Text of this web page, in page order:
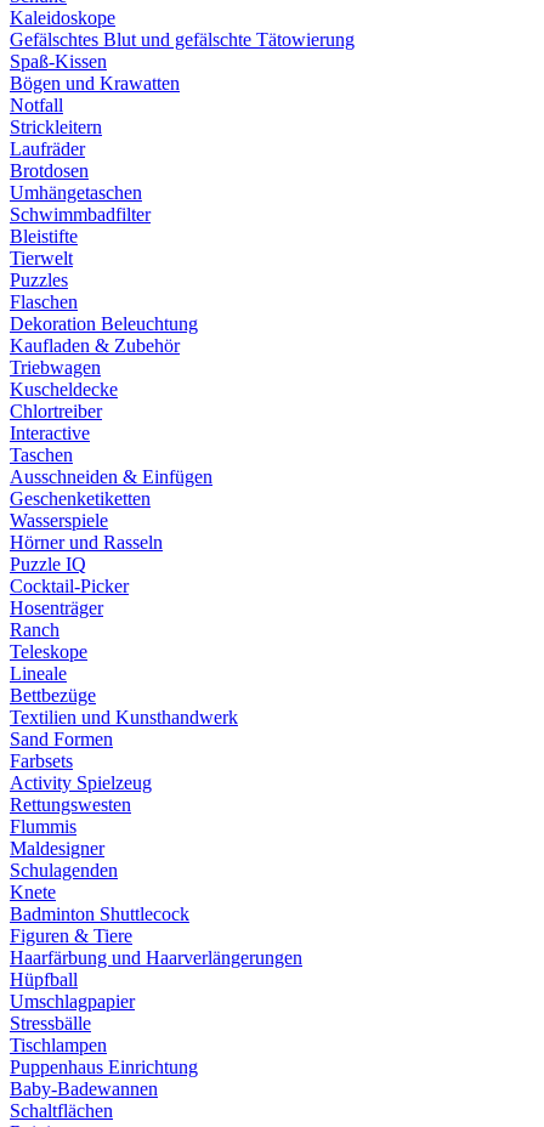
Kaleidoskope
Gefälschtes Blut und gefälschte Tätowierung
Spaß-Kissen
Bögen und Krawatten
Notfall
Strickleitern
Laufräder
Brotdosen
Umhängetaschen
Schwimmbadfilter
Bleistifte
Tierwelt
Puzzles
Flaschen
Dekoration Beleuchtung
Kaufladen & Zubehör
Triebwagen
Kuscheldecke
Chlortreiber
Interactive
Taschen
Ausschneiden & Einfügen
Geschenketiketten
Wasserspiele
Hörner und Rasseln
Puzzle IQ
Cocktail-Picker
Hosenträger
Ranch
Teleskope
Lineale
Bettbezüge
Textilien und Kunsthandwerk
Sand Formen
Farbsets
Activity Spielzeug
Rettungswesten
Flummis
Maldesigner
Schulagenden
Knete
Badminton Shuttlecock
Figuren & Tiere
Haarfärbung und Haarverlängerungen
Hüpfball
Umschlagpapier
Stressbälle
Tischlampen
Puppenhaus Einrichtung
Baby-Badewannen
Schaltflächen